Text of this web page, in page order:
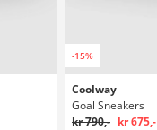
-15%
Coolway
Goal Sneakers
kr 790,- kr 675,-